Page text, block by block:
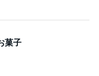
菓子